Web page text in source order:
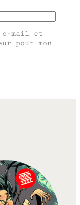
e-mail et
pour mon